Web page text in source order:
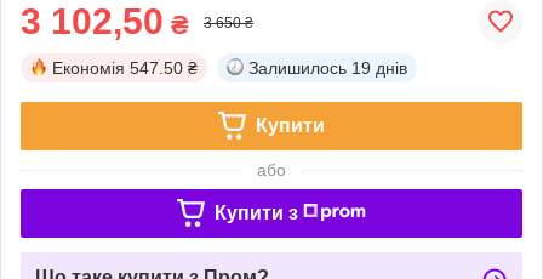
3 102,50 ₴ 3 650 ₴
Економія 547.50 ₴ Залишилось 19 днів
Купити
або
Купити з